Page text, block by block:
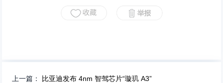
上一篇： 比亚迪发布 4nm 智驾芯片“璇玑 A3”